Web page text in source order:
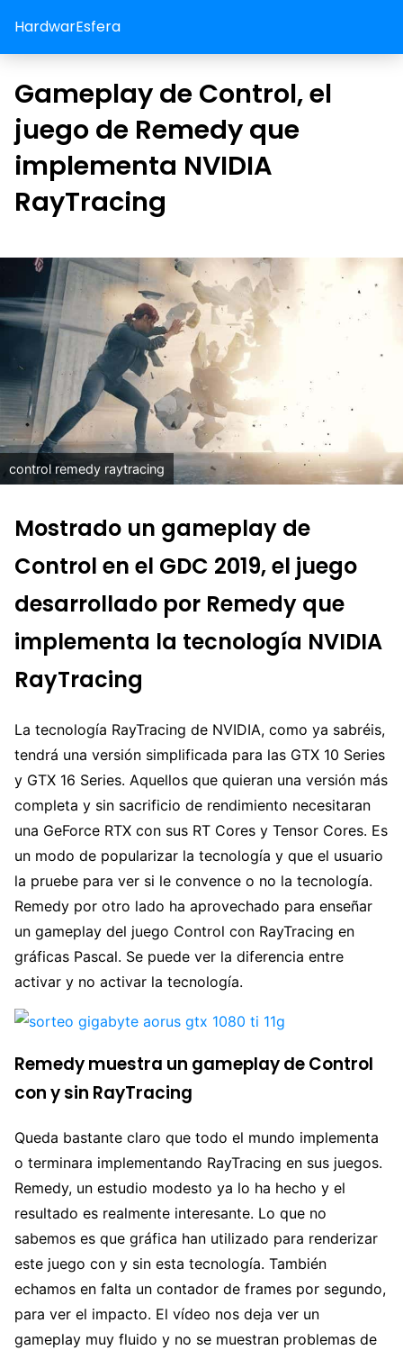
HardwarEsfera
Gameplay de Control, el
juego de Remedy que
implementa NVIDIA
RayTracing
control remedy raytracing
Mostrado un gameplay de
Control en el GDC 2019, el juego
desarrollado por Remedy que
implementa la tecnología NVIDIA
RayTracing
La tecnología RayTracing de NVIDIA, como ya sabréis,
tendrá una versión simplificada para las GTX 10 Series
y GTX 16 Series. Aquellos que quieran una versión más
completa y sin sacrificio de rendimiento necesitaran
una GeForce RTX con sus RT Cores y Tensor Cores. Es
un modo de popularizar la tecnología y que el usuario
la pruebe para ver si le convence o no la tecnología.
Remedy por otro lado ha aprovechado para enseñar
un gameplay del juego Control con RayTracing en
gráficas Pascal. Se puede ver la diferencia entre
activar y no activar la tecnología.
Remedy muestra un gameplay de Control
con y sin RayTracing
Queda bastante claro que todo el mundo implementa
o terminara implementando RayTracing en sus juegos.
Remedy, un estudio modesto ya lo ha hecho y el
resultado es realmente interesante. Lo que no
sabemos es que gráfica han utilizado para renderizar
este juego con y sin esta tecnología. También
echamos en falta un contador de frames por segundo,
para ver el impacto. El vídeo nos deja ver un
gameplay muy fluido y no se muestran problemas de